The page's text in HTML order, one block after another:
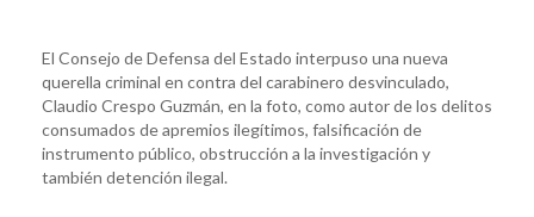
El Consejo de Defensa del Estado interpuso una nueva
querella criminal en contra del carabinero desvinculado,
Claudio Crespo Guzmán, en la foto, como autor de los delitos
consumados de apremios ilegítimos, falsificación de
instrumento público, obstrucción a la investigación y
también detención ilegal.